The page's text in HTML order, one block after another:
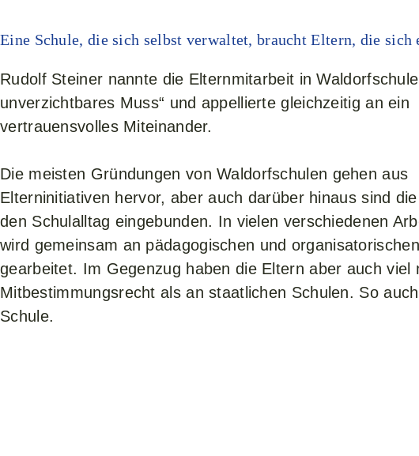
Eine Schule, die sich selbst verwaltet, braucht Eltern, die sich
Rudolf Steiner nannte die Elternmitarbeit in
unverzichtbares Muss“ und appellierte gleichzeitig an ein
vertrauensvolles Miteinander.
Die meisten Gründungen von Waldorfschulen gehen aus
Elterninitiativen hervor, aber auch darüber hinaus sind
den Schulalltag eingebunden. In vielen verschiedenen
wird gemeinsam an pädagogischen und
gearbeitet. Im Gegenzug haben die Eltern aber auch viel
Mitbestimmungsrecht als an staatlichen Schulen. So
Schule.